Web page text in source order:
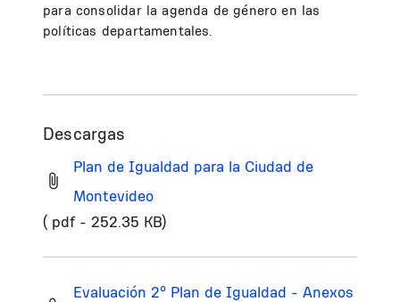
para consolidar la agenda de género en las
políticas departamentales.
Descargas
Plan de Igualdad para la Ciudad de
Montevideo
( pdf - 252.35 KB)
Evaluación 2º Plan de Igualdad - Anexos